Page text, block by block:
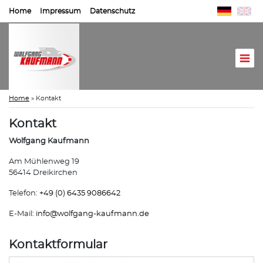
Home Impressum Datenschutz
Home » Kontakt
Kontakt
Wolfgang Kaufmann
Am Mühlenweg 19
56414 Dreikirchen
Telefon: +49 (0) 6435 9086642
E-Mail: info@wolfgang-kaufmann.de
Kontaktformular